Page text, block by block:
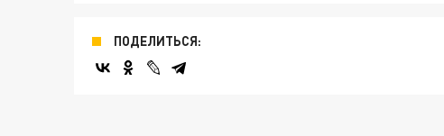
ПОДЕЛИТЬСЯ: